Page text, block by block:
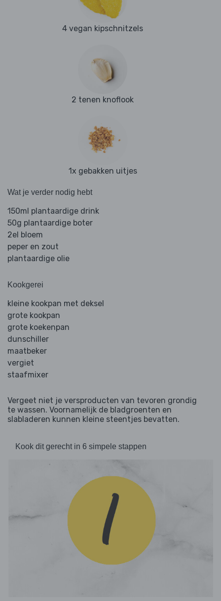
4 vegan kipschnitzels
2 tenen knoflook
1x gebakken uitjes
Wat je verder nodig hebt
150ml plantaardige drink
50g plantaardige boter
2el bloem
peper en zout
plantaardige olie
Kookgerei
kleine kookpan met deksel
grote kookpan
grote koekenpan
dunschiller
maatbeker
vergiet
staafmixer
Vergeet niet je versproducten van tevoren grondig
te wassen. Voornamelijk de bladgroenten en
slabladeren kunnen kleine steentjes bevatten.
Kook dit gerecht in 6 simpele stappen